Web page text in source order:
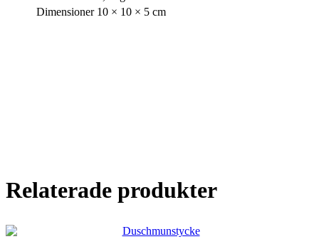
Dimensioner 10 × 10 × 5 cm
Relaterade produkter